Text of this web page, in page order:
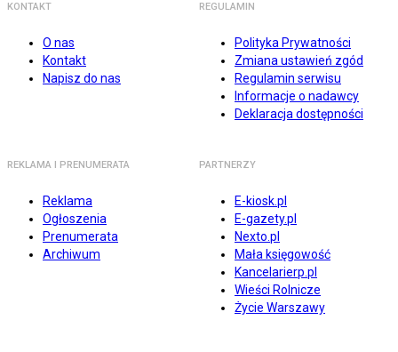
KONTAKT
O nas
Kontakt
Napisz do nas
REGULAMIN
Polityka Prywatności
Zmiana ustawień zgód
Regulamin serwisu
Informacje o nadawcy
Deklaracja dostępności
REKLAMA I PRENUMERATA
Reklama
Ogłoszenia
Prenumerata
Archiwum
PARTNERZY
E-kiosk.pl
E-gazety.pl
Nexto.pl
Mała księgowość
Kancelarierp.pl
Wieści Rolnicze
Życie Warszawy